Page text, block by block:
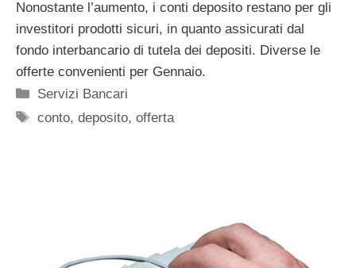
Nonostante l’aumento, i conti deposito restano per gli
investitori prodotti sicuri, in quanto assicurati dal
fondo interbancario di tutela dei depositi. Diverse le
offerte convenienti per Gennaio.
Categorie
Servizi Bancari
Tag
conto,deposito,offerta